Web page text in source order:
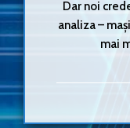
Dar noi
analiza –
mai